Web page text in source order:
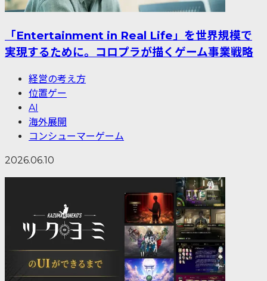
「Entertainment in Real Life」を世界規模で
実現するために。コロプラが描くゲーム事業戦略
経営の考え方
位置ゲー
AI
海外展開
コンシューマーゲーム
2026.06.10